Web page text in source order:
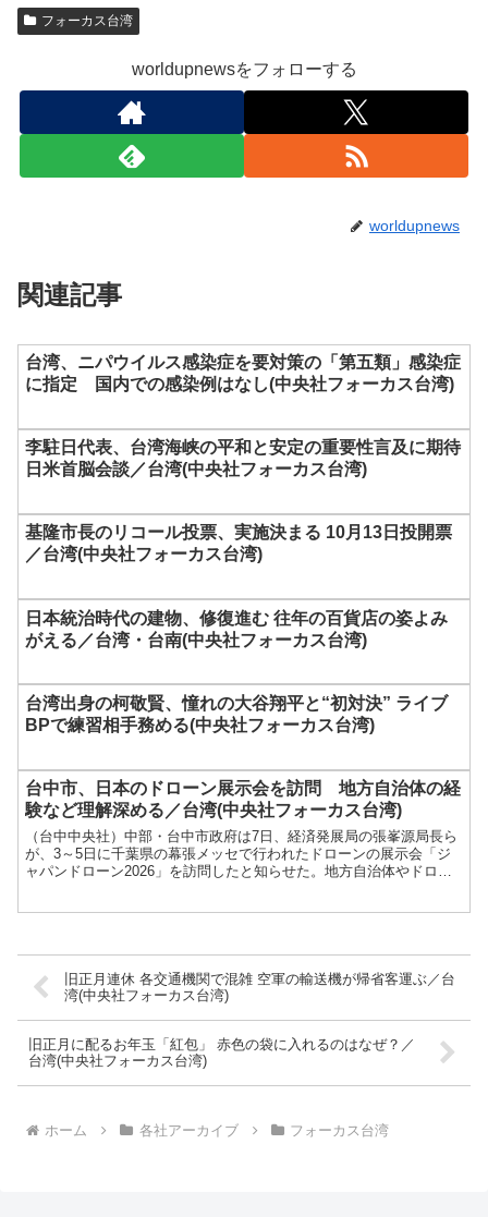
フォーカス台湾
worldupnewsをフォローする
worldupnews
関連記事
台湾、ニパウイルス感染症を要対策の「第五類」感染症
に指定 国内での感染例はなし(中央社フォーカス台湾)
李駐日代表、台湾海峡の平和と安定の重要性言及に期待
日米首脳会談／台湾(中央社フォーカス台湾)
基隆市長のリコール投票、実施決まる 10月13日投開票
／台湾(中央社フォーカス台湾)
日本統治時代の建物、修復進む 往年の百貨店の姿よみ
がえる／台湾・台南(中央社フォーカス台湾)
台湾出身の柯敬賢、憧れの大谷翔平と“初対決” ライブ
BPで練習相手務める(中央社フォーカス台湾)
台中市、日本のドローン展示会を訪問 地方自治体の経
験など理解深める／台湾(中央社フォーカス台湾)
（台中中央社）中部・台中市政府は7日、経済発展局の張峯源局長ら
が、3～5日に千葉県の幕張メッセで行われたドローンの展示会「ジ
ャパンドローン2026」を訪問したと知らせた。地方自治体やドロー
旧正月連休 各交通機関で混雑 空軍の輸送機が帰省客運ぶ／台
湾(中央社フォーカス台湾)
旧正月に配るお年玉「紅包」 赤色の袋に入れるのはなぜ？／
台湾(中央社フォーカス台湾)
ホーム 各社アーカイブ フォーカス台湾